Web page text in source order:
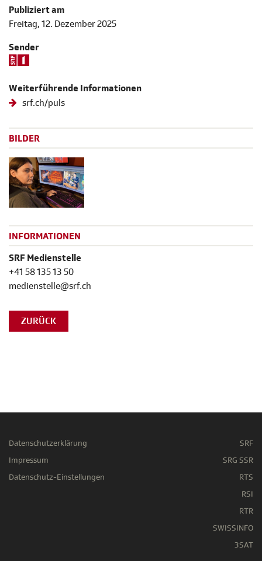
Publiziert am
Freitag, 12. Dezember 2025
Sender
Weiterführende Informationen
srf.ch/puls
BILDER
INFORMATIONEN
SRF Medienstelle
+41 58 135 13 50
medienstelle@srf.ch
ZURÜCK
Datenschutzerklärung
Impressum
Datenschutz-Einstellungen
SRF
SRG SSR
RTS
RSI
RTR
SWISSINFO
3SAT